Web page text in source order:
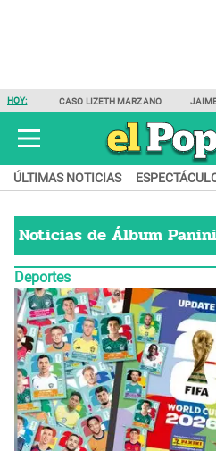
HOY: CASO LIZETH MARZANO
ÚLTIMAS NOTICIAS
Noticias de Álbum Panini
Deportes